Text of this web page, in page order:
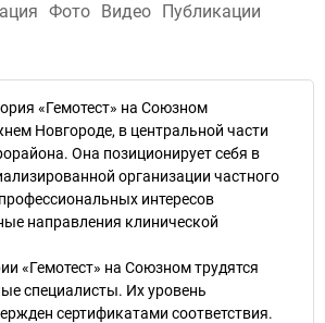
Фото Видео Публикации
«Гемотест» на Союзном
Новгороде, в центральной части
Она позиционирует себя в
организации частного
интересов
направления клинической
«Гемотест» на Союзном трудятся
специалисты. Их уровень
сертификатами соответствия.